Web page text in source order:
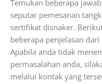
Temukan beberapa
seputar pemesanan
sertifikat disnaker.
beberapa penjelasan
Apabila anda tidak
permasalahan anda,
melalui kontak yang